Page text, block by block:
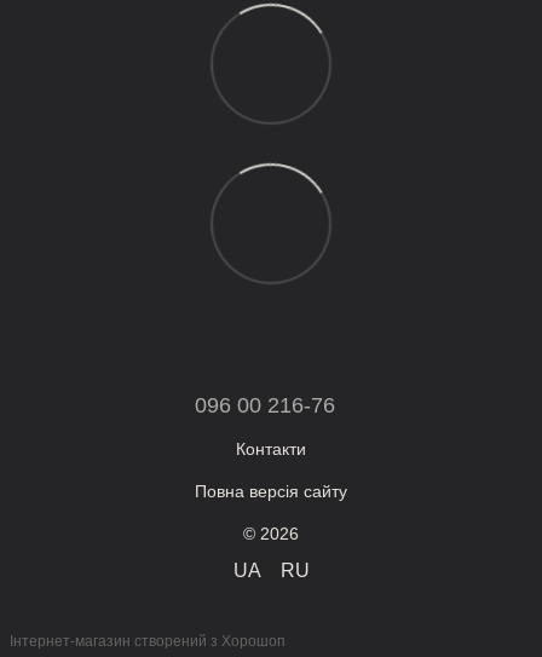
096 00 216-76
Контакти
Повна версія сайту
© 2026
UA RU
Інтернет-магазин створений з Хорошоп